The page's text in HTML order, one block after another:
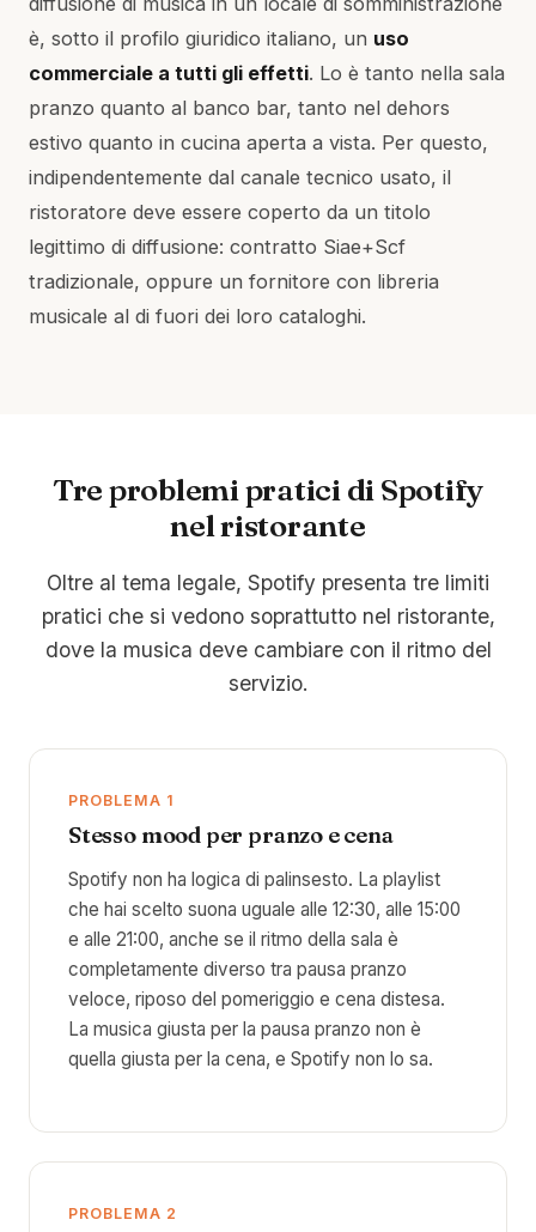
è, sotto il profilo giuridico italiano, un uso
commerciale a tutti gli effetti. Lo è tanto nella sala
pranzo quanto al banco bar, tanto nel dehors
estivo quanto in cucina aperta a vista. Per questo,
indipendentemente dal canale tecnico usato, il
ristoratore deve essere coperto da un titolo
legittimo di diffusione: contratto Siae+Scf
tradizionale, oppure un fornitore con libreria
musicale al di fuori dei loro cataloghi.
Tre problemi pratici di Spotify
nel ristorante
Oltre al tema legale, Spotify presenta tre limiti
pratici che si vedono soprattutto nel ristorante,
dove la musica deve cambiare con il ritmo del
servizio.
PROBLEMA 1
Stesso mood per pranzo e cena
Spotify non ha logica di palinsesto. La playlist
che hai scelto suona uguale alle 12:30, alle 15:00
e alle 21:00, anche se il ritmo della sala è
completamente diverso tra pausa pranzo
veloce, riposo del pomeriggio e cena distesa.
La musica giusta per la pausa pranzo non è
quella giusta per la cena, e Spotify non lo sa.
PROBLEMA 2